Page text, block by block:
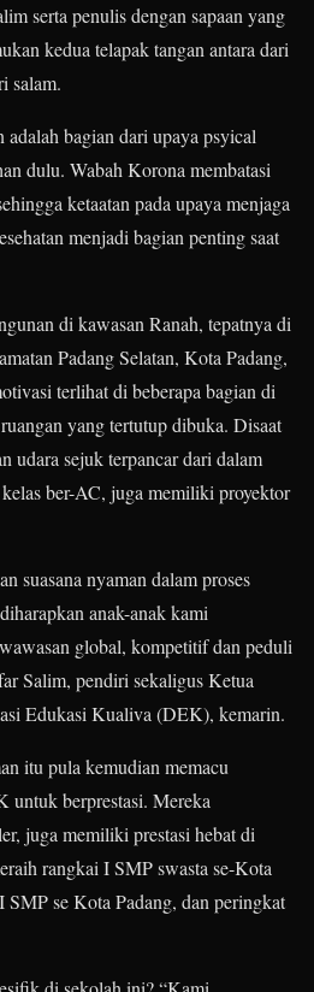
serta penulis dengan sapaan yang
kedua telapak tangan antara dari
salam.
bagian dari upaya psyical
dulu. Wabah Korona membatasi
ketaatan pada upaya menjaga
menjadi bagian penting saat
di kawasan Ranah, tepatnya di
Padang Selatan, Kota Padang,
terlihat di beberapa bagian di
yang tertutup dibuka. Disaat
udara sejuk terpancar dari dalam
ber-AC, juga memiliki proyektor
suasana nyaman dalam proses
anak-anak kami
global, kompetitif dan peduli
Salim, pendiri sekaligus Ketua
Edukasi Kualiva (DEK), kemarin.
itu pula kemudian memacu
untuk berprestasi. Mereka
juga memiliki prestasi hebat di
rangkai I SMP swasta se-Kota
se Kota Padang, dan peringkat